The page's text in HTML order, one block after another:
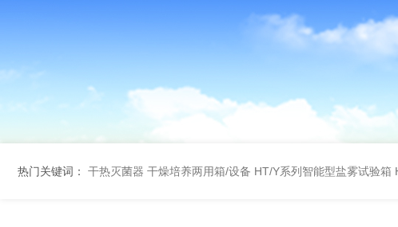
热门关键词： 干热灭菌器 干燥培养两用箱/设备 HT/Y系列智能型盐雾试验箱